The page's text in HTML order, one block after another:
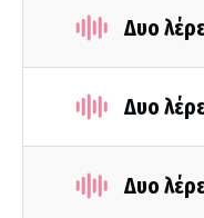
Δυο
Δυο
Δυο